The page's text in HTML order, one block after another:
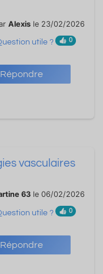
Répondre
Alexis le 23/02/2026
utile ? 0
Répondre
vasculaires
63 le 06/02/2026
utile ? 0